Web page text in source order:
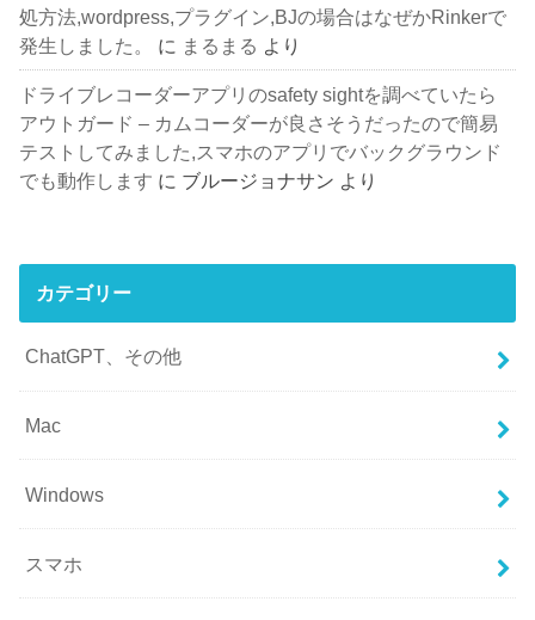
処方法,wordpress,プラグイン,BJの場合はなぜかRinkerで
発生しました。
に まるまる より
ドライブレコーダーアプリのsafety sightを調べていたら
アウトガード – カムコーダーが良さそうだったので簡易
テストしてみました,スマホのアプリでバックグラウンド
でも動作します に ブルージョナサン より
カテゴリー
ChatGPT、その他
Mac
Windows
スマホ